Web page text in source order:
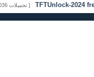
[ 50036 تحميلات ] TFTUnlock-2024 free tools